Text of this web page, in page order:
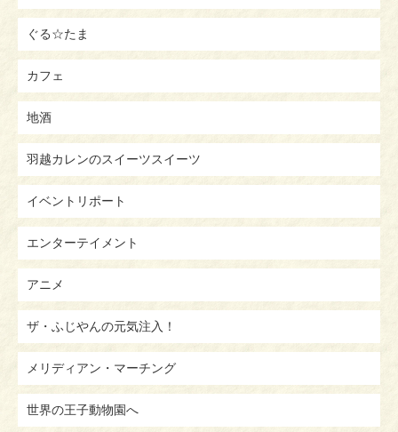
ぐる☆たま
カフェ
地酒
羽越カレンのスイーツスイーツ
イベントリポート
エンターテイメント
アニメ
ザ・ふじやんの元気注入！
メリディアン・マーチング
世界の王子動物園へ